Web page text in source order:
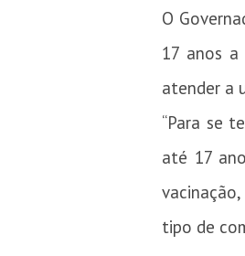
O
17 anos
atender a
“Para se
até 17
tipo de